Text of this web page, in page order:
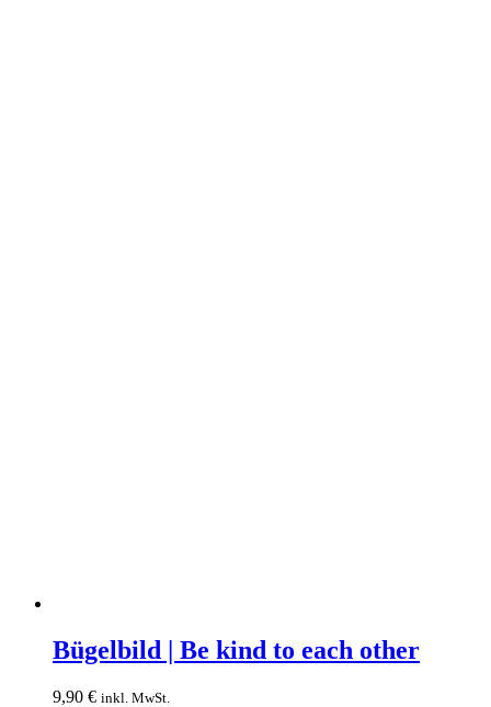
|
Be
to
Bügelbild | Be kind to each other
9,90 € inkl. MwSt.